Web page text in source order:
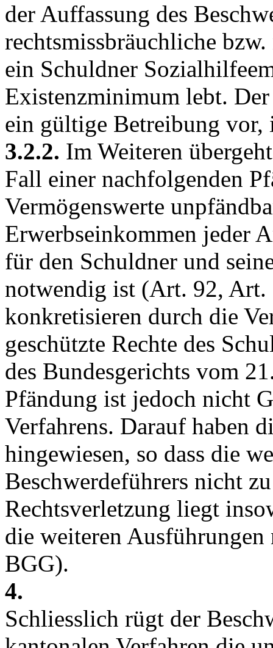
der Auffassung des
rechtsmissbräuchliche
ein Schuldner
Existenzminimum lebt.
ein gültige Betreibung vor,
3.2.2. Im Weiteren
Fall einer nachfolgenden
Vermögenswerte
Erwerbseinkommen jeder
für den Schuldner und
notwendig ist (Art. 92, Art.
konkretisieren durch die
geschützte Rechte des
des Bundesgerichts vom
Pfändung ist jedoch nicht
Verfahrens. Darauf haben
hingewiesen, so dass die
Beschwerdeführers nicht
Rechtsverletzung liegt
die weiteren Ausführungen
BGG).
4.
Schliesslich rügt der